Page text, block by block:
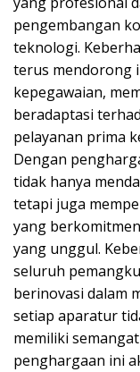
pengembangan
teknologi.
terus mendorong
kepegawaian,
beradaptasi
pelayanan prima
Dengan
tidak hanya
tetapi juga
yang
yang unggul.
seluruh
berinovasi dalam
setiap aparatur
memiliki
penghargaan ini